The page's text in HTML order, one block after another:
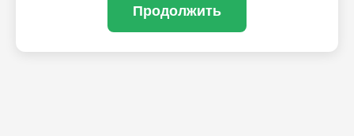
Продолжить